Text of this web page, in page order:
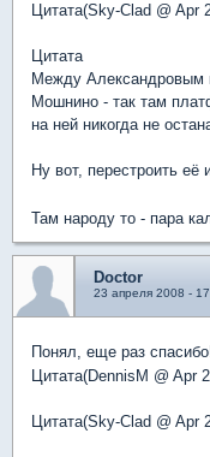
Цитата(Sky-Clad @ Apr
Цитата
Между Александровым
Мошнино - так там
на ней никогда не
Ну вот, перестроить
Там народу то - пара
Doctor
23 апреля 2008 -
Понял, еще раз
Цитата(DennisM @ Apr
Цитата(Sky-Clad @ Apr